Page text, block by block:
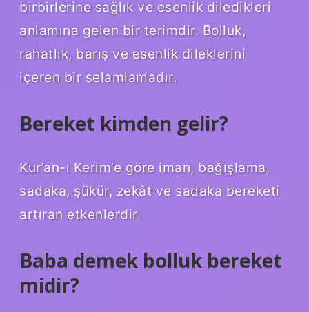
birbirlerine sağlık ve esenlik diledikleri
anlamına gelen bir terimdir. Bolluk,
rahatlık, barış ve esenlik dileklerini
içeren bir selamlamadır.
Bereket kimden gelir?
Kur’an-ı Kerim’e göre iman, bağışlama,
sadaka, şükür, zekât ve sadaka bereketi
artıran etkenlerdir.
Baba demek bolluk bereket
midir?